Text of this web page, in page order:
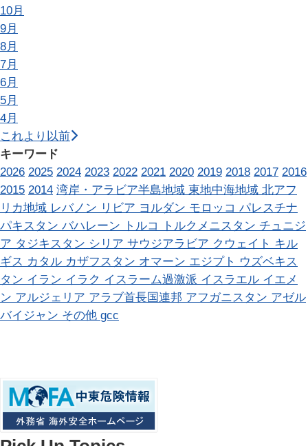
10月
9月
8月
7月
6月
5月
4月
これより以前
キーワード
2026 2025 2024 2023 2022 2021 2020 2019 2018 2017 2016
2015 2014 湾岸・アラビア半島地域 東地中海地域 北アフ
リカ地域 レバノン リビア ヨルダン モロッコ パレスチナ
パキスタン バハレーン トルコ トルクメニスタン チュニジ
ア タジキスタン シリア サウジアラビア クウェイト キル
ギス カタル カザフスタン オマーン エジプト ウズベキス
タン イラン イラク イスラーム過激派 イスラエル イエメ
ン アルジェリア アラブ首長国連邦 アフガニスタン アゼル
バイジャン その他 gcc